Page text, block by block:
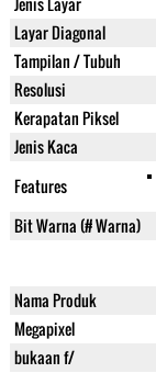
Layar Diagonal
Tampilan / Tubuh
Resolusi
Kerapatan Piksel
Jenis Kaca
Features
Bit Warna (# Warna)
Nama Produk
Megapixel
bukaan f/